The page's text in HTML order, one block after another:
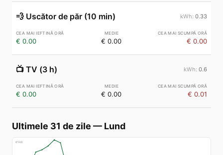
💨 Uscător de păr (10 min) 0.33
€ 0.00 € 0.00 € 0.00
📺 TV (3 h) 0.6
€ 0.00 € 0.00 € 0.01
Ultimele 31 de zile — Lund
€148